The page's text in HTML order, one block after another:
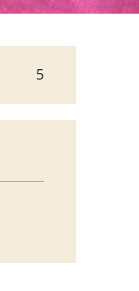
5